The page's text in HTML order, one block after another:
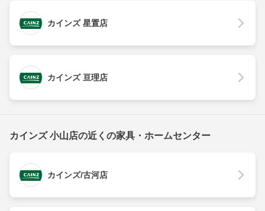
カインズ 星置店
カインズ 亘理店
カインズ 小山店の近くの家具・ホームセンター
カインズ/古河店